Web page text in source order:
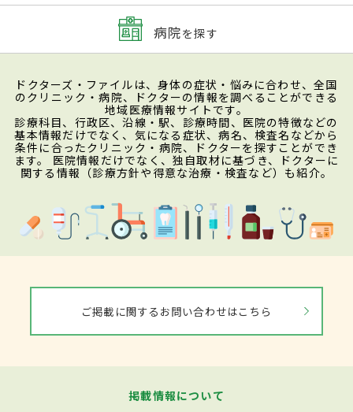
病院を探す
ドクターズ・ファイルは、身体の症状・悩みに合わせ、全国
のクリニック・病院、ドクターの情報を調べることができる
地域医療情報サイトです。
診療科目、行政区、沿線・駅、診療時間、医院の特徴などの
基本情報だけでなく、気になる症状、病名、検査名などから
条件に合ったクリニック・病院、ドクターを探すことができ
ます。 医院情報だけでなく、独自取材に基づき、ドクターに
関する情報（診療方針や得意な治療・検査など）も紹介。
ご掲載に関するお問い合わせはこちら
掲載情報について